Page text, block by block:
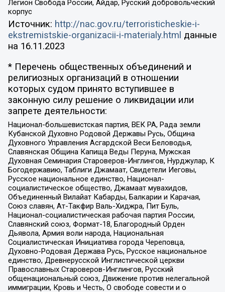
Легион Свобода России, Айдар, Русский добровольческий
корпус
Источник: http://nac.gov.ru/terroristicheskie-i-
ekstremistskie-organizacii-i-materialy.html данные
на 16.11.2023
* Перечень общественных объединений и
религиозных организаций в отношении
которых судом принято вступившее в
законную силу решение о ликвидации или
запрете деятельности:
Национал-большевистская партия, ВЕК РА, Рада земли
Кубанской Духовно Родовой Державы Русь, Община
Духовного Управления Асгардской Веси Беловодья,
Славянская Община Капища Веды Перуна, Мужская
Духовная Семинария Староверов-Инглингов, Нурджулар, К
Богодержавию, Таблиги Джамаат, Свидетели Иеговы,
Русское национальное единство, Национал-
социалистическое общество, Джамаат мувахидов,
Объединенный Вилайат Кабарды, Балкарии и Карачая,
Союз славян, Ат-Такфир Валь-Хиджра, Пит Буль,
Национал-социалистическая рабочая партия России,
Славянский союз, Формат-18, Благородный Орден
Дьявола, Армия воли народа, Национальная
Социалистическая Инициатива города Череповца,
Духовно-Родовая Держава Русь, Русское национальное
единство, Древнерусской Инглистической церкви
Православных Староверов-Инглингов, Русский
общенациональный союз, Движение против нелегальной
иммиграции, Кровь и Честь, О свободе совести и о